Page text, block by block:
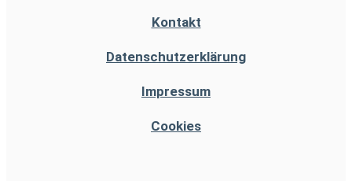
Kontakt
Datenschutzerklärung
Impressum
Cookies